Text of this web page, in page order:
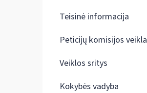
Teisinė informacija
Peticijų komisijos veikla
Veiklos sritys
Kokybės vadyba